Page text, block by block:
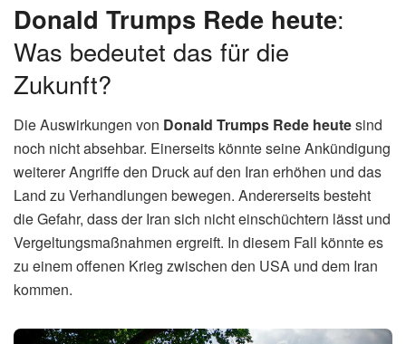
Donald Trumps Rede heute:
Was bedeutet das für die
Zukunft?
Die Auswirkungen von Donald Trumps Rede heutesind
noch nicht absehbar. Einerseits könnte seine Ankündigung
weiterer Angriffe den Druck auf den Iran erhöhen und das
Land zu Verhandlungen bewegen. Andererseits besteht
die Gefahr, dass der Iran sich nicht einschüchtern lässt und
Vergeltungsmaßnahmen ergreift. In diesem Fall könnte es
zu einem offenen Krieg zwischen den USA und dem Iran
kommen.